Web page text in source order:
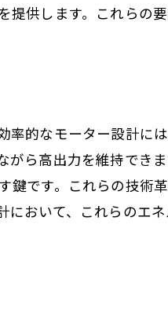
供します。これらの
率的なモーター設計に
ら高出力を維持でき
鍵です。これらの技術
おいて、これらのエ